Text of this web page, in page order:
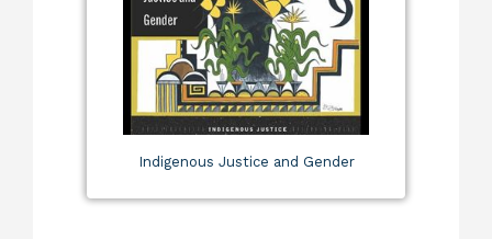
Indigenous Justice and Gender